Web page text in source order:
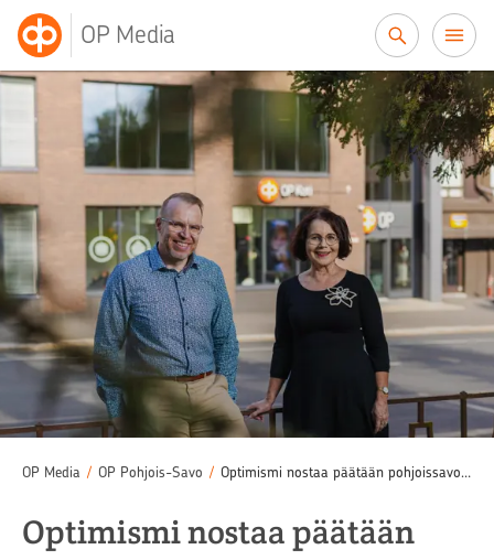
OP Media
OP Media / OP Pohjois-Savo / Optimismi nostaa päätään pohjoissavolaisissa yrityksissä
Optimismi nostaa päätään